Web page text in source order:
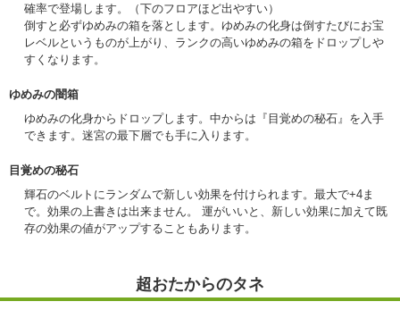
確率で登場します。（下のフロアほど出やすい）
倒すと必ずゆめみの箱を落とします。ゆめみの化身は倒すたびにお宝
レベルというものが上がり、ランクの高いゆめみの箱をドロップしや
すくなります。
ゆめみの闇箱
ゆめみの化身からドロップします。中からは『目覚めの秘石』を入手
できます。迷宮の最下層でも手に入ります。
目覚めの秘石
輝石のベルトにランダムで新しい効果を付けられます。最大で+4ま
で。効果の上書きは出来ません。 運がいいと、新しい効果に加えて既
存の効果の値がアップすることもあります。
超おたからのタネ